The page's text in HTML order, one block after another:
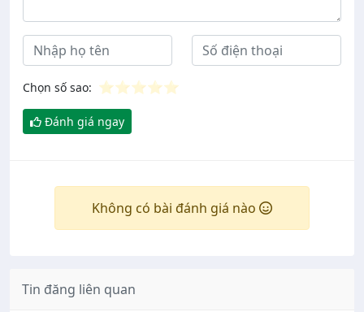
Chọn số sao: ⭐⭐⭐⭐⭐
Đánh giá ngay
Không có bài đánh giá nào
Tin đăng liên quan